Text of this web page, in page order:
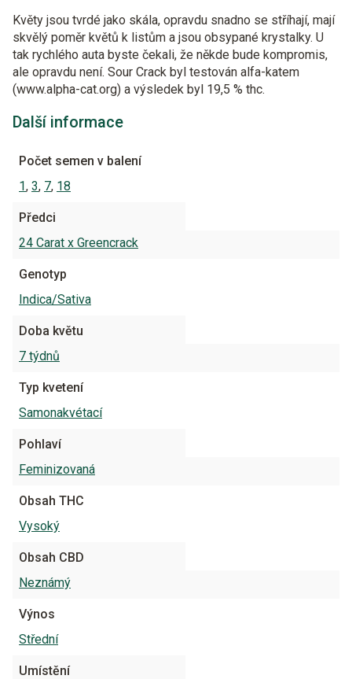
Květy jsou tvrdé jako skála, opravdu snadno se stříhají, mají
skvělý poměr květů k listům a jsou obsypané krystalky. U
tak rychlého auta byste čekali, že někde bude kompromis,
ale opravdu není. Sour Crack byl testován alfa-katem
(www.alpha-cat.org) a výsledek byl 19,5 % thc.
Další informace
Počet semen v balení
1, 3, 7, 18
Předci
24 Carat x Greencrack
Genotyp
Indica/Sativa
Doba květu
7 týdnů
Typ kvetení
Samonakvétací
Pohlaví
Feminizovaná
Obsah THC
Vysoký
Obsah CBD
Neznámý
Výnos
Střední
Umístění